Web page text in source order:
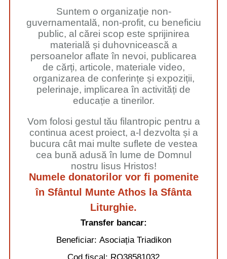
Suntem o organizaţie non-
guvernamentală, non-profit, cu beneficiu
public, al cărei scop este sprijinirea
materială și duhovnicească a
persoanelor aflate în nevoi, publicarea
de cărți, articole, materiale video,
organizarea de conferințe și expoziții,
pelerinaje, implicarea în activități de
educație a tinerilor.
Vom folosi gestul tău filantropic pentru a
continua acest proiect, a-l dezvolta și a
bucura cât mai multe suflete de vestea
cea bună adusă în lume de Domnul
nostru Iisus Hristos!
Numele donatorilor vor fi pomenite
în Sfântul Munte Athos la Sfânta
Liturghie.
Transfer bancar:
Beneficiar: Asociația Triadikon